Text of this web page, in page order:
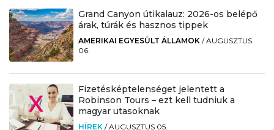
Grand Canyon útikalauz: 2026-os belépő
árak, túrák és hasznos tippek
AMERIKAI EGYESÜLT ÁLLAMOK /AUGUSZTUS
06.
Fizetésképtelenséget jelentett a
Robinson Tours – ezt kell tudniuk a
magyar utasoknak
HÍREK /AUGUSZTUS 05.